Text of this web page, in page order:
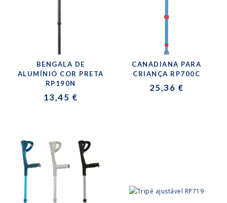
BENGALA DE
ALUMÍNIO COR PRETA
RP190N
13,45 €
CANADIANA PARA
CRIANÇA RP700C
25,36 €